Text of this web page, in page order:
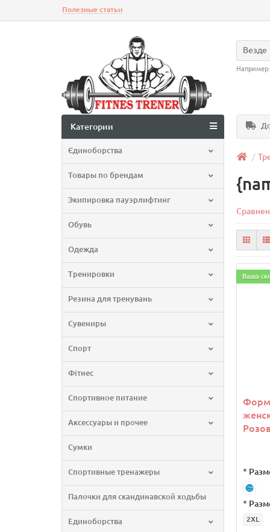
Полезные статьи
Везде
Например:
Категории
Єдиноборства
Товары по брендам
Экипировка пауэрлифтинг
Обувь
Одежда
Тренировки
Резина для тренувань
Сувениры
Спорт
Фітнес
Спортивное питание
Аксессуары и прочее
Сумки
Спортивные тренажеры
Палочки для скандинавской ходьбы
Единоборства
Ваша
*
*
2XL